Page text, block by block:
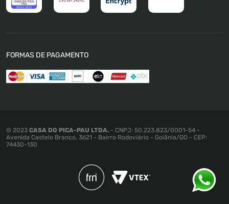
Política de Privacidade
Política de Promoções e Preços
Mapa do Site
FORMAS DE PAGAMENTO
© 2023 CASA DO PICA-PAU LTDA. - CNPJ: 50.223.823/0001-54 -
Avenida Castelo Branco, 3621 - Bairro Rodoviário - Goiânia/GO - CEP:
74430-130